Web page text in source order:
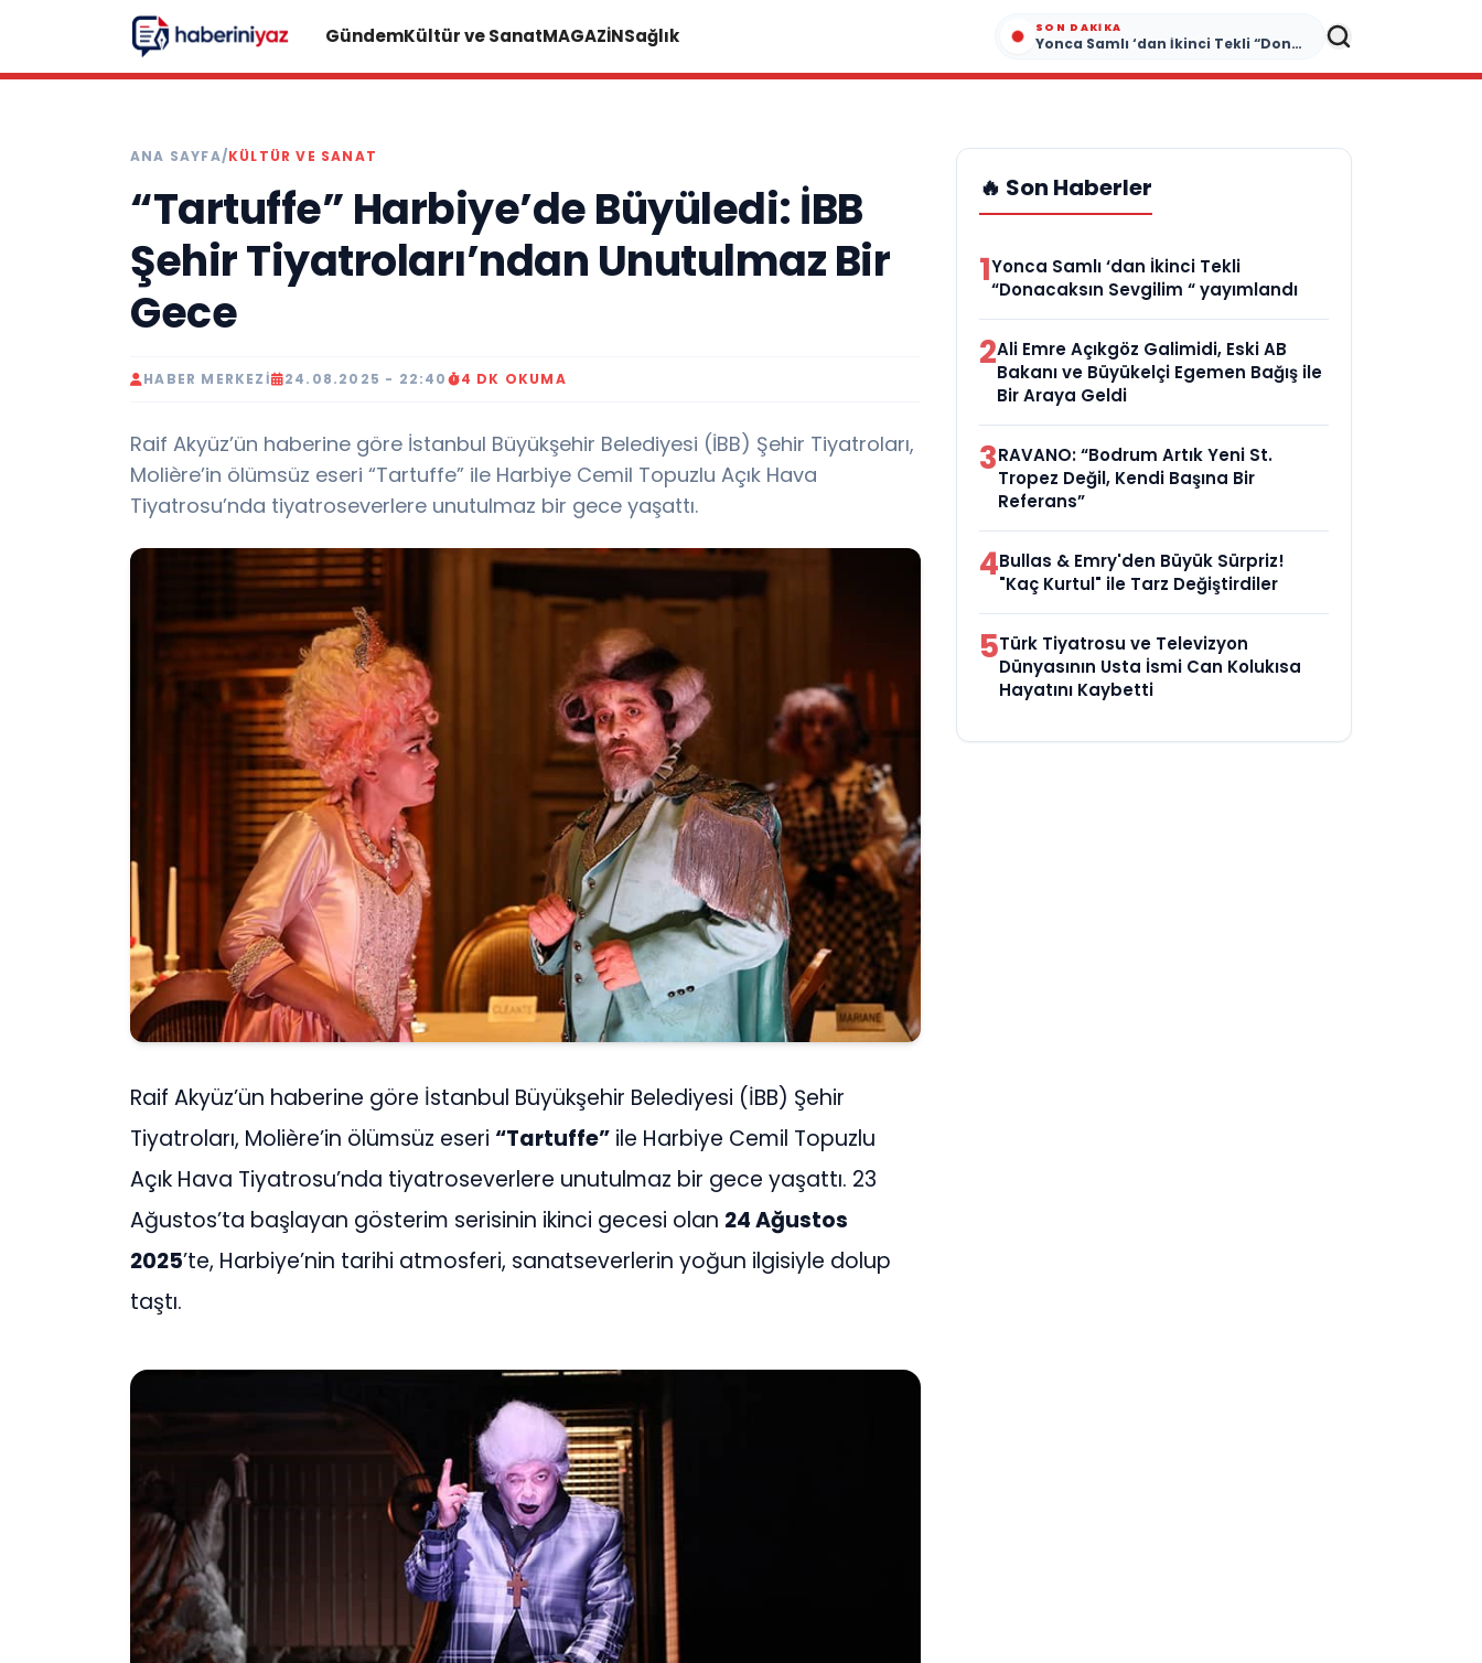
GündemKültür ve SanatMAGAZİNSağlık SON DAKIKA
Yonca Samlı ‘dan İkinci Tekli “Donacaksın Sevgilim “ yayımlandı
ANA SAYFA/KÜLTÜR VE SANAT
“Tartuffe” Harbiye’de Büyüledi: İBB
Şehir Tiyatroları’ndan Unutulmaz Bir
Gece
HABER MERKEZI 24.08.2025 - 22:40 4 DK OKUMA
Raif Akyüz’ün haberine göre İstanbul Büyükşehir Belediyesi (İBB) Şehir Tiyatroları,
Molière’in ölümsüz eseri “Tartuffe” ile Harbiye Cemil Topuzlu Açık Hava
Tiyatrosu’nda tiyatroseverlere unutulmaz bir gece yaşattı.
Raif Akyüz’ün haberine göre İstanbul Büyükşehir Belediyesi (İBB) Şehir
Tiyatroları, Molière’in ölümsüz eseri “Tartuffe” ile Harbiye Cemil Topuzlu
Açık Hava Tiyatrosu’nda tiyatroseverlere unutulmaz bir gece yaşattı. 23
Ağustos’ta başlayan gösterim serisinin ikinci gecesi olan 24 Ağustos
2025’te, Harbiye’nin tarihi atmosferi, sanatseverlerin yoğun ilgisiyle dolup
taştı.
🔥 Son Haberler
1Yonca Samlı ‘dan İkinci Tekli
“Donacaksın Sevgilim “ yayımlandı
2Ali Emre Açıkgöz Galimidi, Eski AB
Bakanı ve Büyükelçi Egemen Bağış ile
Bir Araya Geldi
3RAVANO: “Bodrum Artık Yeni St.
Tropez Değil, Kendi Başına Bir
Referans”
4Bullas & Emry'den Büyük Sürpriz!
"Kaç Kurtul" ile Tarz Değiştirdiler
5Türk Tiyatrosu ve Televizyon
Dünyasının Usta İsmi Can Kolukısa
Hayatını Kaybetti